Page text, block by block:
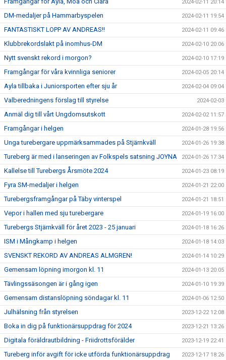
2024-02-11 20:14
DM-medaljer på Hammarbyspelen 2024-02-11 19:54
FANTASTISKT LOPP AV ANDREAS!! 2024-02-11 09:46
Klubbrekordslakt på inomhus-DM 2024-02-10 20:06
Nytt svenskt rekord i morgon? 2024-02-10 17:19
Framgångar för våra kvinnliga seniorer 2024-02-05 20:14
Ayla tillbaka i Juniorsporten efter sju år 2024-02-04 09:04
Valberedningens förslag till styrelse 2024-02-03
Anmäl dig till vårt Ungdomsutskott 2024-02-02 11:57
Framgångar i helgen 2024-01-28 19:56
Unga turebergare uppmärksammades på Stjärnkväll 2024-01-26 19:38
Tureberg är med i lanseringen av Folkspels satsning JOYNA 2024-01-26 17:34
Kallelse till Turebergs Årsmöte 2024 2024-01-23 08:19
Fyra SM-medaljer i helgen 2024-01-21 22:00
Turebergsframgångar på Täby vinterspel 2024-01-21 18:51
Vepor i hallen med sju turebergare 2024-01-19 16:00
Turebergs Stjärnkväll för året 2023 - 25 januari 2024-01-18 16:26
ISM i Mångkamp i helgen 2024-01-18 14:03
SVENSKT REKORD AV ANDREAS ALMGREN! 2024-01-14 10:29
Gemensam löpning imorgon kl. 11 2024-01-13 20:05
Tävlingssäsongen är i gång igen 2024-01-10 19:39
Gemensam distanslöpning söndagar kl. 11 2024-01-06 12:50
Julhälsning från styrelsen 2023-12-22 12:08
Boka in dig på funktionärsuppdrag för 2024 2023-12-21 13:26
Digitala föräldrautbildning - Friidrottsförälder 2023-12-19 22:41
Tureberg inför avgift för icke utförda funktionärsuppdrag 2023-12-17 18:26